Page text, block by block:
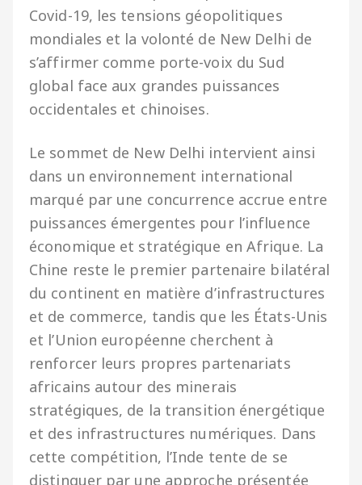
Covid-19, les tensions géopolitiques
mondiales et la volonté de New Delhi de
s’affirmer comme porte-voix du Sud
global face aux grandes puissances
occidentales et chinoises.
Le sommet de New Delhi intervient ainsi
dans un environnement international
marqué par une concurrence accrue entre
puissances émergentes pour l’influence
économique et stratégique en Afrique. La
Chine reste le premier partenaire bilatéral
du continent en matière d’infrastructures
et de commerce, tandis que les États-Unis
et l’Union européenne cherchent à
renforcer leurs propres partenariats
africains autour des minerais
stratégiques, de la transition énergétique
et des infrastructures numériques. Dans
cette compétition, l’Inde tente de se
distinguer par une approche présentée